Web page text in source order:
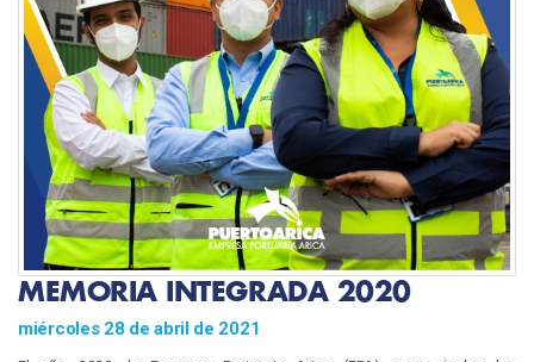
MEMORIA INTEGRADA 2020
miércoles 28 de abril de 2021